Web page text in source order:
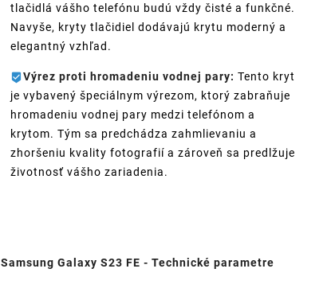
tlačidlá vášho telefónu budú vždy čisté a funkčné.
Navyše, kryty tlačidiel dodávajú krytu moderný a
elegantný vzhľad.
Výrez proti hromadeniu vodnej pary: Tento kryt
je vybavený špeciálnym výrezom, ktorý zabraňuje
hromadeniu vodnej pary medzi telefónom a
krytom. Tým sa predchádza zahmlievaniu a
zhoršeniu kvality fotografií a zároveň sa predlžuje
životnosť vášho zariadenia.
Samsung Galaxy S23 FE - Technické parametre